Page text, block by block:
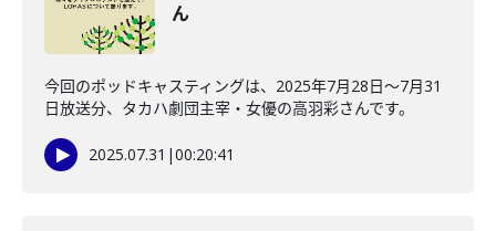
ん
今回のポッドキャスティングは、2025年7月28日〜7月31
日放送分、タカハ劇団主宰・女優の高羽彩さんです。
2025.07.31 |00:20:41